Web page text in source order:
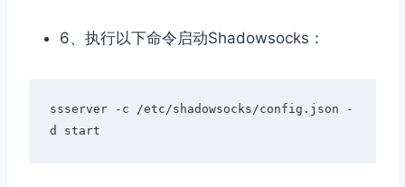
6、执行以下命令启动Shadowsocks：
ssserver - c /etc/shadowsocks/config . json
-
d start